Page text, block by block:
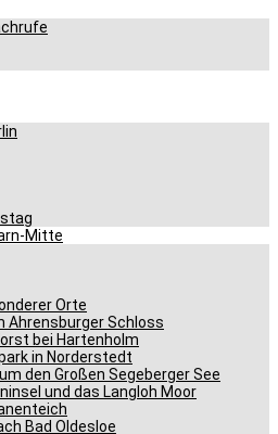
Mitte
Orte
Ahrensburger Schloss
bei Hartenholm
in Norderstedt
den Großen Segeberger See
und das Langloh Moor
Bad Oldesloe